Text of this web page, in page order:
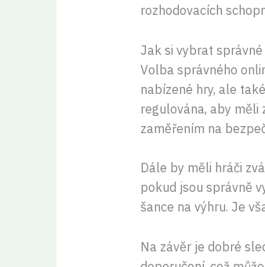
rozhodovacích
Jak si vybrat
Volba správného
nabízené hry, ale
regulována, aby měli
zaměřením na
Dále by měli hráči
pokud jsou správně
šance na výhru. Je
Na závěr je dobré